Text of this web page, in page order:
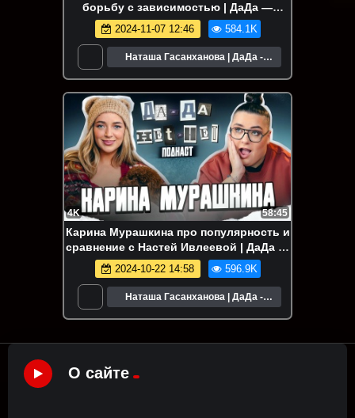
борьбу с зависимостью | ДаДа —
НетНет. Подкаст
2024-11-07 12:46 584.1K
Наташа Гасанханова | ДаДа -
НетНет
4K 58:45
Карина Мурашкина про популярность и
сравнение с Настей Ивлеевой | ДаДа —
Нетнет. Подкаст
2024-10-22 14:58 596.9K
Наташа Гасанханова | ДаДа -
НетНет
О сайте